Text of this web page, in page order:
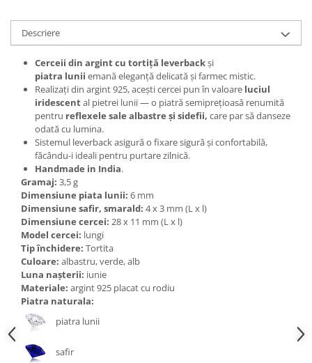
Bijuterii smarald
Bijuterii sodalit
Bijuterii spinel
Bijuterii tanzanit
Bijuterii topaz
Bijuterii turcoaz
Bijuterii turmaline
Bijuterii morganit
Descriere
Cerceii din argint cu tortiță leverbackși
piatra lunii emană eleganță delicată și farmec mistic.
Realizați din argint 925, acești cercei pun în valoare luciul
iridescental pietrei lunii — o piatră semiprețioasă renumită
pentru reflexele sale albastre și sidefii, care par să danseze
odată cu lumina.
Sistemul leverback asigură o fixare sigură și confortabilă,
făcându-i ideali pentru purtare zilnică.
Handmade in India.
Gramaj: 3,5 g
Dimensiune piata lunii: 6 mm
Dimensiune safir, smarald: 4 x 3 mm (L x l)
Dimensiune cercei: 28 x 11 mm (L x l)
Model cercei: lungi
Tip închidere: Tortita
Culoare: albastru, verde, alb
Luna nașterii: iunie
Materiale: argint 925 placat cu rodiu
Piatra naturala:
piatra lunii
safir